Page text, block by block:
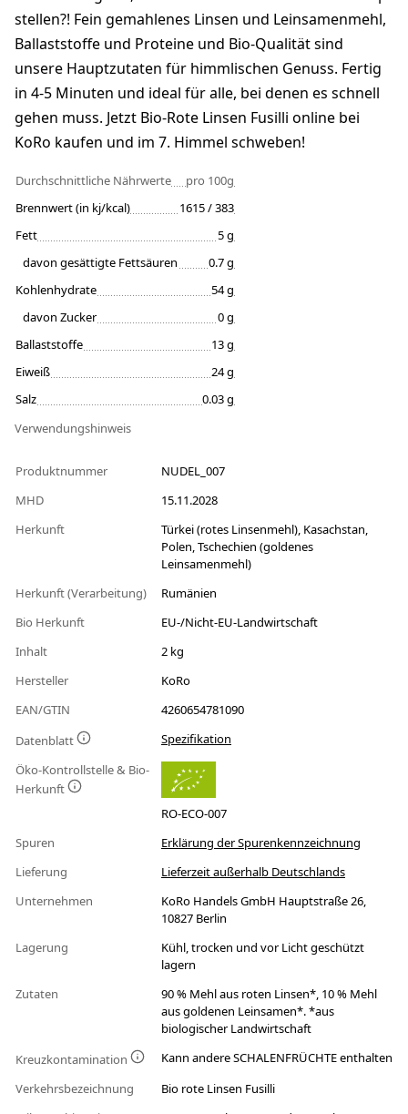
stellen?! Fein gemahlenes Linsen und Leinsamenmehl,
Ballaststoffe und Proteine und Bio-Qualität sind
unsere Hauptzutaten für himmlischen Genuss. Fertig
in 4-5 Minuten und ideal für alle, bei denen es schnell
gehen muss. Jetzt Bio-Rote Linsen Fusilli online bei
KoRo kaufen und im 7. Himmel schweben!
Durchschnittliche Nährwerte
pro 100g
Brennwert (in kj/kcal)
1615 / 383
Fett
5 g
davon gesättigte Fettsäuren
0.7 g
Kohlenhydrate
54 g
davon Zucker
0 g
Ballaststoffe
13 g
Eiweiß
24 g
Salz
0.03 g
Verwendungshinweis
Produktnummer
NUDEL_007
MHD
15.11.2028
Herkunft
Türkei (rotes Linsenmehl), Kasachstan,
Polen, Tschechien (goldenes
Leinsamenmehl)
Herkunft (Verarbeitung)
Rumänien
Bio Herkunft
EU-/Nicht-EU-Landwirtschaft
Inhalt
2 kg
Hersteller
KoRo
EAN/GTIN
4260654781090
Datenblatt
Spezifikation
Öko-Kontrollstelle & Bio-
Herkunft
RO-ECO-007
Spuren
Erklärung der Spurenkennzeichnung
Lieferung
Lieferzeit außerhalb Deutschlands
Unternehmen
KoRo Handels GmbH Hauptstraße 26,
10827 Berlin
Lagerung
Kühl, trocken und vor Licht geschützt
lagern
Zutaten
90 % Mehl aus roten Linsen*, 10 % Mehl
aus goldenen Leinsamen*. *aus
biologischer Landwirtschaft
Kreuzkontamination
Kann andere SCHALENFRÜCHTE enthalten
Verkehrsbezeichnung
Bio rote Linsen Fusilli